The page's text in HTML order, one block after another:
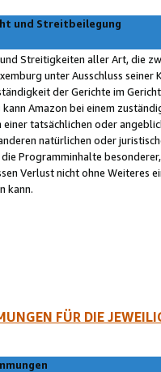
und Streitbeilegung
Streitigkeiten aller Art, die
unter Ausschluss
der Gerichte im
kann Amazon bei einem
einer tatsächlichen oder
natürlichen oder
die Programminhalte
Verlust nicht ohne Weiteres
kann.
FÜR DIE